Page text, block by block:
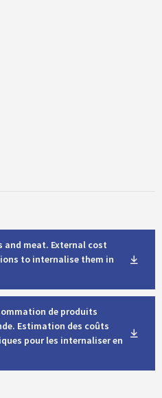
and meat. External cost
to internalise them in
de produits
Estimation des coûts
pour les internaliser en